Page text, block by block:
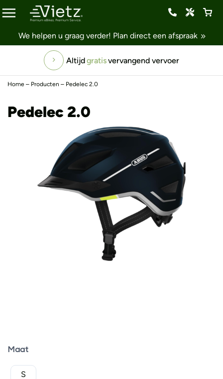
We helpen u graag verder! Plan direct een afspraak
Altijdgratisvervangend vervoer
Home – Producten – Pedelec 2.0
Pedelec 2.0
Maat
S